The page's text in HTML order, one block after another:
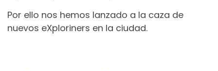
Por ello nos hemos lanzado a la caza de
nuevos eXploriners en la ciudad.